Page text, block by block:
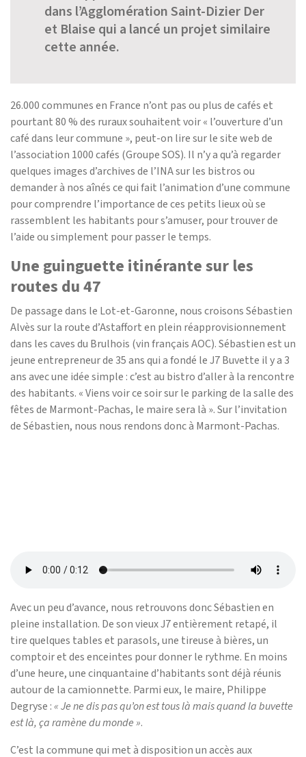
dans l’Agglomération Saint-Dizier Der
et Blaise qui a lancé un projet similaire
cette année.
26.000 communes en France n’ont pas ou plus de cafés et
pourtant 80 % des ruraux souhaitent voir « l’ouverture d’un
café dans leur commune », peut-on lire sur le site web de
l’association 1000 cafés (Groupe SOS). Il n’y a qu’à regarder
quelques images d’archives de l’INA sur les bistros ou
demander à nos aînés ce qui fait l’animation d’une commune
pour comprendre l’importance de ces petits lieux où se
rassemblent les habitants pour s’amuser, pour trouver de
l’aide ou simplement pour passer le temps.
Une guinguette itinérante sur les
routes du 47
De passage dans le Lot-et-Garonne, nous croisons Sébastien
Alvès sur la route d’Astaffort en plein réapprovisionnement
dans les caves du Brulhois (vin français AOC). Sébastien est un
jeune entrepreneur de 35 ans qui a fondé le J7 Buvette il y a 3
ans avec une idée simple : c’est au bistro d’aller à la rencontre
des habitants. « Viens voir ce soir sur le parking de la salle des
fêtes de Marmont-Pachas, le maire sera là ». Sur l’invitation
de Sébastien, nous nous rendons donc à Marmont-Pachas.
Avec un peu d’avance, nous retrouvons donc Sébastien en
pleine installation. De son vieux J7 entièrement retapé, il
tire quelques tables et parasols, une tireuse à bières, un
comptoir et des enceintes pour donner le rythme. En moins
d’une heure, une cinquantaine d’habitants sont déjà réunis
autour de la camionnette. Parmi eux, le maire, Philippe
Degryse :« Je ne dis pas qu’on est tous là mais quand la buvette
est là, ça ramène du monde ».
C’est la commune qui met à disposition un accès aux